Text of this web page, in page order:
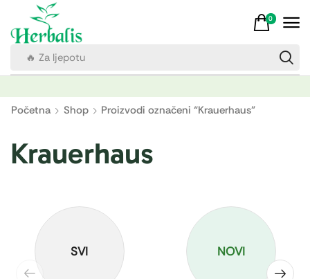
🔥 Za ljepotu
0
Početna Shop Proizvodi označeni “Krauerhaus”
Krauerhaus
SVI NOVI